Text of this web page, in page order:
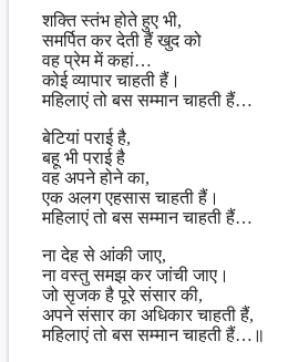
शक्ति स्तंभ होते हुए भी,
समर्पित कर देती हैं खुद को
वह प्रेम में कहां…
कोई व्यापार चाहती हैं।
महिलाएं तो बस सम्मान चाहती हैं…
बेटियां पराई है,
बहू भी पराई है
वह अपने होने का,
एक अलग एहसास चाहती हैं।
महिलाएं तो बस सम्मान चाहती हैं…
ना देह से आंकी जाए,
ना वस्तु समझ कर जांची जाए।
जो सृजक है पूरे संसार की,
अपने संसार का अधिकार चाहती हैं,
महिलाएं तो बस सम्मान चाहती हैं…॥